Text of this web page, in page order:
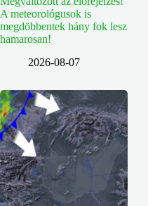
A meteorológusok is
megdöbbentek hány fok lesz
hamarosan!
2026-08-07